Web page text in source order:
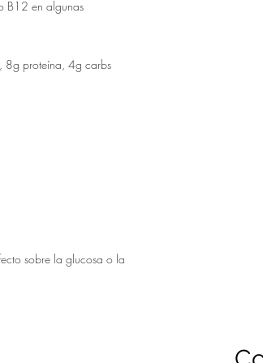
B12 en algunas
proteína, 4g carbs
sobre la glucosa o la